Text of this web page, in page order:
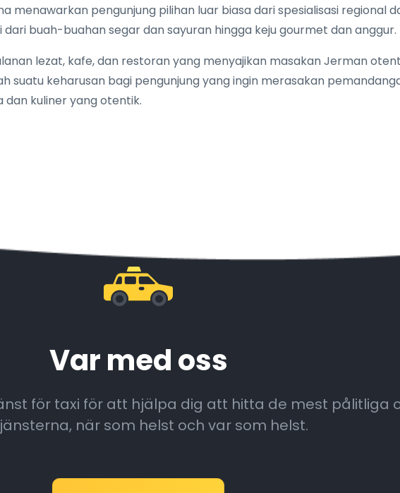
menawarkan pengunjung pilihan luar biasa dari spesialisasi regional
buah-buahan segar dan sayuran hingga keju gourmet dan anggur.
lezat, kafe, dan restoran yang menyajikan masakan Jerman
suatu keharusan bagi pengunjung yang ingin merasakan
kuliner yang otentik.
Var med oss
för taxi för att hjälpa dig att hitta de mest pålitliga
när som helst och var som helst.